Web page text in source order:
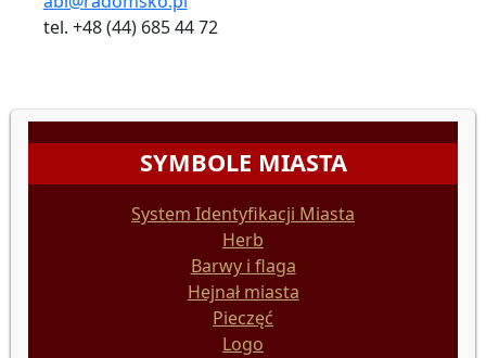
tel. +48 (44) 685 44 72
SYMBOLE MIASTA
System Identyfikacji Miasta
Herb
Barwy i flaga
Hejnał miasta
Pieczęć
Logo